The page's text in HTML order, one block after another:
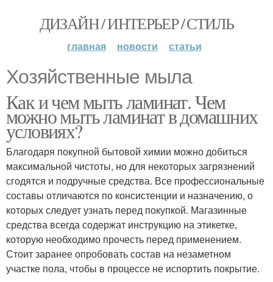
ДИЗАЙН / ИНТЕРЬЕР / СТИЛЬ
главная новости статьи
Хозяйственные мыла
Как и чем мыть ламинат. Чем
можно мыть ламинат в домашних
условиях?
Благодаря покупной бытовой химии можно добиться
максимальной чистоты, но для некоторых загрязнений
сгодятся и подручные средства. Все профессиональные
составы отличаются по консистенции и назначению, о
которых следует узнать перед покупкой. Магазинные
средства всегда содержат инструкцию на этикетке,
которую необходимо прочесть перед применением.
Стоит заранее опробовать состав на незаметном
участке пола, чтобы в процессе не испортить покрытие.